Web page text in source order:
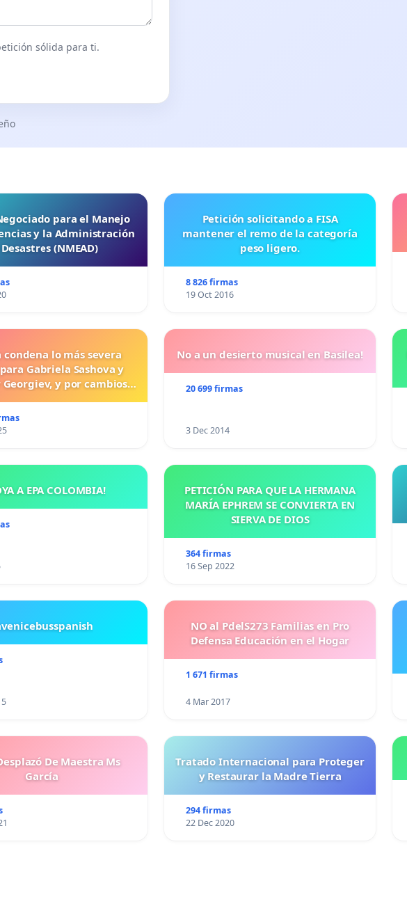
de la Guerra de las Malvinas).
de Filosofía. Argentina).
As. Argentina).
sólida para ti.
para el Manejo
y la Administración
(NMEAD)
Petición solicitando a FISA
mantener el remo de la categoría
peso ligero.
8 826 firmas
19 Oct 2016
condena lo más severa
Gabriela Sashova y
y por cambios
para los crímenes
contra los animales.
No a un desierto musical en Basilea!
20 699 firmas
3 Dec 2014
A EPA COLOMBIA!
PETICIÓN PARA QUE LA HERMANA
MARÍA EPHREM SE CONVIERTA EN
SIERVA DE DIOS
364 firmas
16 Sep 2022
NO al PdelS273 Familias en Pro
Defensa Educación en el Hogar
1 671 firmas
4 Mar 2017
De Maestra Ms
García
Tratado Internacional para Proteger
y Restaurar la Madre Tierra
294 firmas
22 Dec 2020